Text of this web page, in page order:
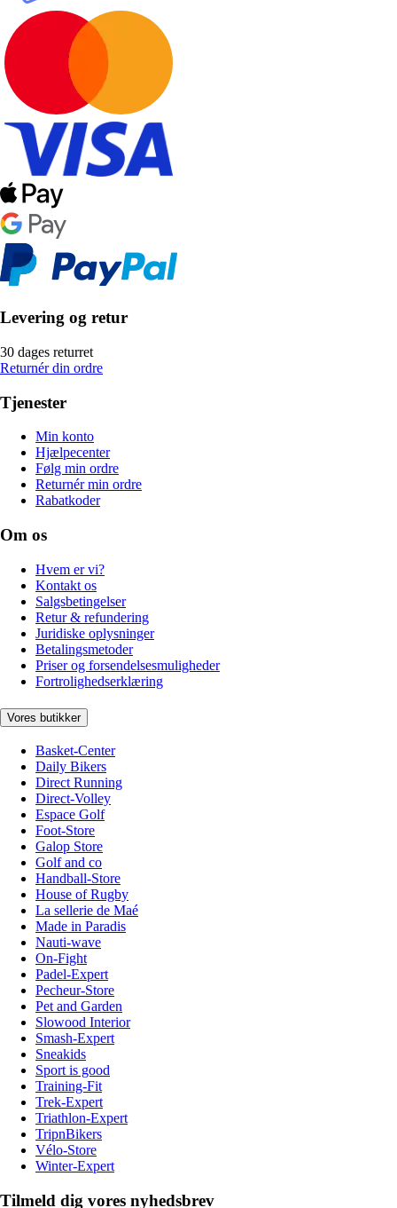
Levering og retur
30 dages returret
Returnér din ordre
Tjenester
Min konto
Hjælpecenter
Følg min ordre
Returnér min ordre
Rabatkoder
Om os
Hvem er vi?
Kontakt os
Salgsbetingelser
Retur & refundering
Juridiske oplysninger
Betalingsmetoder
Priser og forsendelsesmuligheder
Fortrolighedserklæring
Vores butikker
Basket-Center
Daily Bikers
Direct Running
Direct-Volley
Espace Golf
Foot-Store
Galop Store
Golf and co
Handball-Store
House of Rugby
La sellerie de Maé
Made in Paradis
Nauti-wave
On-Fight
Padel-Expert
Pecheur-Store
Pet and Garden
Slowood Interior
Smash-Expert
Sneakids
Sport is good
Training-Fit
Trek-Expert
Triathlon-Expert
TripnBikers
Vélo-Store
Winter-Expert
Tilmeld dig vores nyhedsbrev